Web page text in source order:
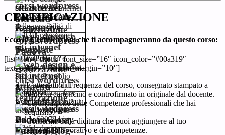
CERTIFICAZIONE
Ecco le Certificazioni che ti accompagneranno da questo corso:
[list icon=”check” font_size=”16″ icon_color=”#00a319″
text_color=”” bottom_margin=”10″]
L’attestato di Frequenza del corso, consegnato stampato a
colori su cartoncino e controfirmato in originale dal docente.
Certificazione delle Competenze professionali che hai
acquisito.
Conferma della dicitura che puoi aggiungere al tuo
curriculum lavorativo e di competenze.